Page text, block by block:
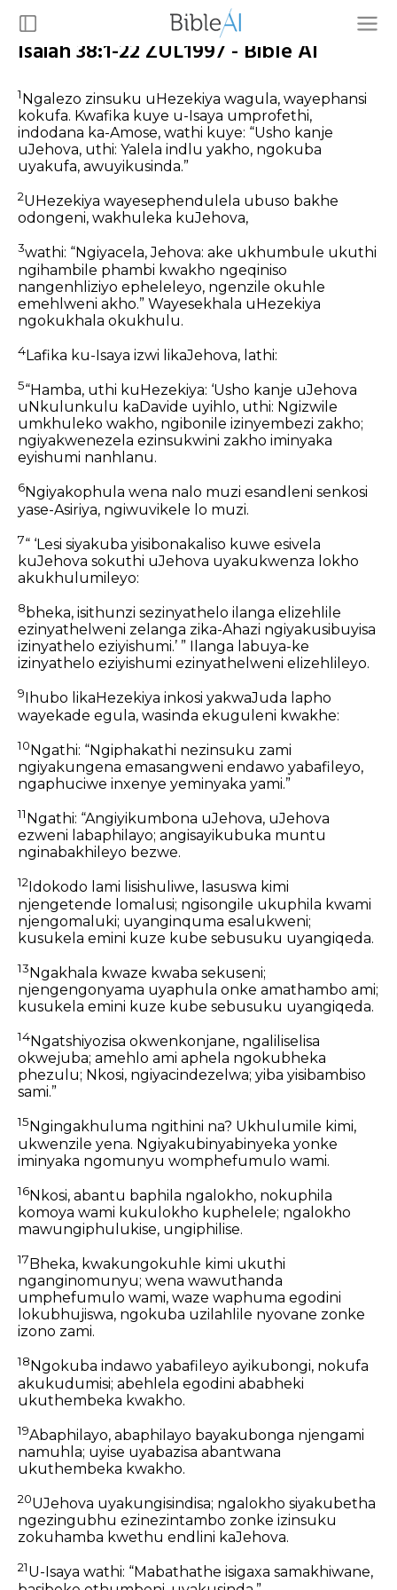
Isaiah 38:1-22 ZUL1997 - Bible AI
1Ngalezo zinsuku uHezekiya wagula, wayephansi
kokufa. Kwafika kuye u-Isaya umprofethi,
indodana ka-Amose, wathi kuye: “Usho kanje
uJehova, uthi: Yalela indlu yakho, ngokuba
uyakufa, awuyikusinda.”
2UHezekiya wayesephendulela ubuso bakhe
odongeni, wakhuleka kuJehova,
3wathi: “Ngiyacela, Jehova: ake ukhumbule ukuthi
ngihambile phambi kwakho ngeqiniso
nangenhliziyo epheleleyo, ngenzile okuhle
emehlweni akho.” Wayesekhala uHezekiya
ngokukhala okukhulu.
4Lafika ku-Isaya izwi likaJehova, lathi:
5“Hamba, uthi kuHezekiya: ‘Usho kanje uJehova
uNkulunkulu kaDavide uyihlo, uthi: Ngizwile
umkhuleko wakho, ngibonile izinyembezi zakho;
ngiyakwenezela ezinsukwini zakho iminyaka
eyishumi nanhlanu.
6Ngiyakophula wena nalo muzi esandleni senkosi
yase-Asiriya, ngiwuvikele lo muzi.
7“ ‘Lesi siyakuba yisibonakaliso kuwe esivela
kuJehova sokuthi uJehova uyakukwenza lokho
akukhulumileyo:
8bheka, isithunzi sezinyathelo ilanga elizehlile
ezinyathelweni zelanga zika-Ahazi ngiyakusibuyisa
izinyathelo eziyishumi.’ ” Ilanga labuya-ke
izinyathelo eziyishumi ezinyathelweni elizehlileyo.
9 Ihubo likaHezekiya inkosi yakwaJuda lapho
wayekade egula, wasinda ekuguleni kwakhe:
10Ngathi: “Ngiphakathi nezinsuku zami
ngiyakungena emasangweni endawo yabafileyo,
ngaphuciwe inxenye yeminyaka yami.”
11 Ngathi: “Angiyikumbona uJehova, uJehova
ezweni labaphilayo; angisayikubuka muntu
nginabakhileyo bezwe.
12 Idokodo lami lisishuliwe, lasuswa kimi
njengetende lomalusi; ngisongile ukuphila kwami
njengomaluki; uyanginquma esalukweni;
kusukela emini kuze kube sebusuku uyangiqeda.
13Ngakhala kwaze kwaba sekuseni;
njengengonyama uyaphula onke amathambo ami;
kusukela emini kuze kube sebusuku uyangiqeda.
14Ngatshiyozisa okwenkonjane, ngaliliselisa
okwejuba; amehlo ami aphela ngokubheka
phezulu; Nkosi, ngiyacindezelwa; yiba yisibambiso
sami.”
15 Ngingakhuluma ngithini na? Ukhulumile kimi,
ukwenzile yena. Ngiyakubinyabinyeka yonke
iminyaka ngomunyu womphefumulo wami.
16Nkosi, abantu baphila ngalokho, nokuphila
komoya wami kukulokho kuphelele; ngalokho
mawungiphulukise, ungiphilise.
17 Bheka, kwakungokuhle kimi ukuthi
nganginomunyu; wena wawuthanda
umphefumulo wami, waze waphuma egodini
lokubhujiswa, ngokuba uzilahlile nyovane zonke
izono zami.
18 Ngokuba indawo yabafileyo ayikubongi, nokufa
akukudumisi; abehlela egodini ababheki
ukuthembeka kwakho.
19Abaphilayo, abaphilayo bayakubonga njengami
namuhla; uyise uyabazisa abantwana
ukuthembeka kwakho.
20UJehova uyakungisindisa; ngalokho siyakubetha
ngezingubhu ezinezintambo zonke izinsuku
zokuhamba kwethu endlini kaJehova.
21U-Isaya wathi: “Mabathathe isigaxa samakhiwane,